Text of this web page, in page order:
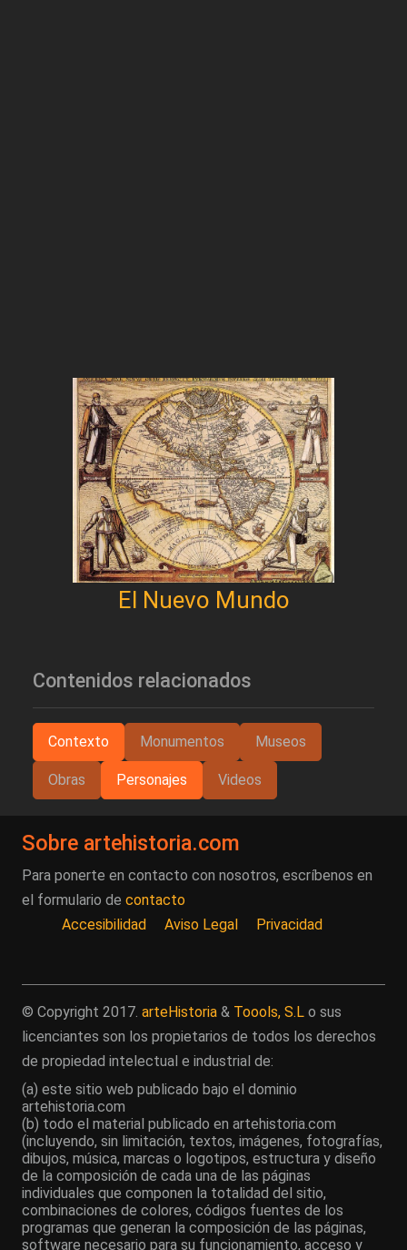
El Nuevo Mundo
Contenidos relacionados
Contexto Monumentos Museos
Obras Personajes Videos
Sobre artehistoria.com
Para ponerte en contacto con nosotros, escríbenos en
el formulario de contacto
Accesibilidad
Aviso Legal Privacidad
© Copyright 2017. arteHistoria & Toools, S.L o sus
licenciantes son los propietarios de todos los derechos
de propiedad intelectual e industrial de:
(a) este sitio web publicado bajo el dominio
artehistoria.com
(b) todo el material publicado en artehistoria.com
(incluyendo, sin limitación, textos, imágenes, fotografías,
dibujos, música, marcas o logotipos, estructura y diseño
de la composición de cada una de las páginas
individuales que componen la totalidad del sitio,
combinaciones de colores, códigos fuentes de los
programas que generan la composición de las páginas,
software necesario para su funcionamiento, acceso y